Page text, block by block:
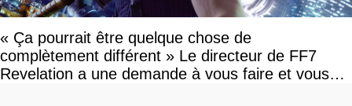
« Ça pourrait être quelque chose de
complètement différent » Le directeur de FF7
Revelation a une demande à vous faire et vous